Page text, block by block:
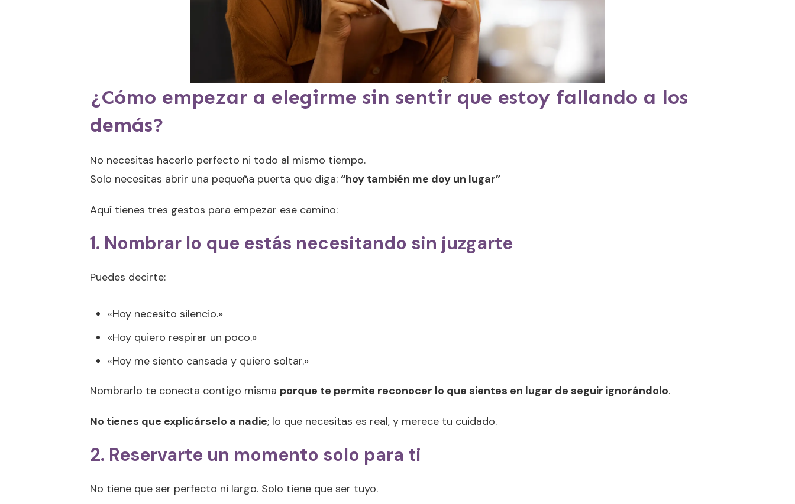
¿Cómo empezar a elegirme sin sentir que estoy fallando a los
demás?
No necesitas hacerlo perfecto ni todo al mismo tiempo.
Solo necesitas abrir una pequeña puerta que diga: “hoy también me doy un lugar”
Aquí tienes tres gestos para empezar ese camino:
1. Nombrar lo que estás necesitando sin juzgarte
Puedes decirte:
«Hoy necesito silencio.»
«Hoy quiero respirar un poco.»
«Hoy me siento cansada y quiero soltar.»
Nombrarlo te conecta contigo misma porque te permite reconocer lo que sientes en lugar de seguir ignorándolo.
No tienes que explicárselo a nadie; lo que necesitas es real, y merece tu cuidado.
2. Reservarte un momento solo para ti
No tiene que ser perfecto ni largo. Solo tiene que ser tuyo.